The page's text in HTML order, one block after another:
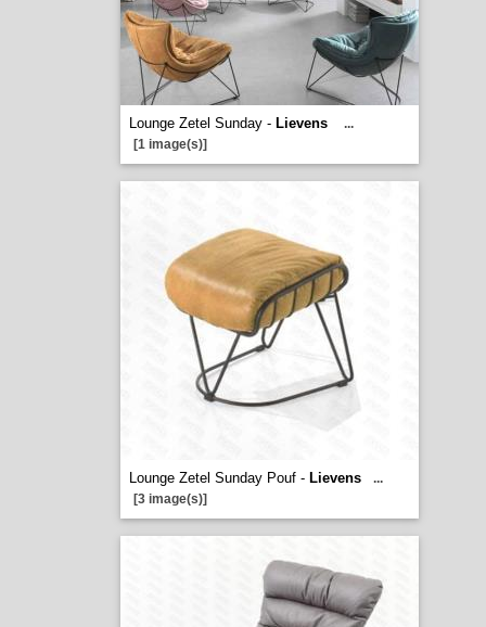
Lounge Zetel Sunday - Lievens
...
[1 image(s)]
Lounge Zetel Sunday Pouf - Lievens
...
[3 image(s)]